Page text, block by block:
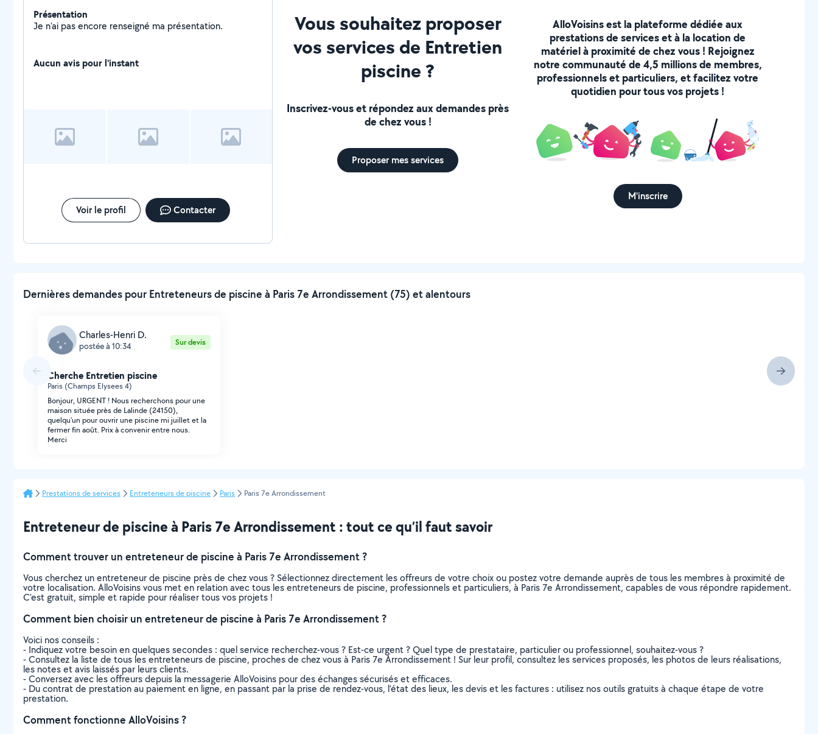
Présentation
Je n'ai pas encore renseigné ma présentation.
Aucun avis pour l'instant
Voir le profil Contacter
Vous souhaitez proposer
vos services de Entretien
piscine ?
Inscrivez-vous et répondez aux demandes près
de chez vous !
Proposer mes services
AlloVoisins est la plateforme dédiée aux
prestations de services et à la location de
matériel à proximité de chez vous ! Rejoignez
notre communauté de 4,5 millions de membres,
professionnels et particuliers, et facilitez votre
quotidien pour tous vos projets !
M'inscrire
Dernières demandes pour Entreteneurs de piscine à Paris 7e Arrondissement (75) et alentours
Charles-Henri D.
postée à 10:34 Sur devis
Cherche Entretien piscine
Paris (Champs Elysees 4)
Bonjour, URGENT ! Nous recherchons pour une
maison située près de Lalinde (24150),
quelqu'un pour ouvrir une piscine mi juillet et la
fermer fin août. Prix à convenir entre nous.
Merci
Prestations de services Entreteneurs de piscine Paris Paris 7e Arrondissement
Entreteneur de piscine à Paris 7e Arrondissement : tout ce qu’il faut savoir
Comment trouver un entreteneur de piscine à Paris 7e Arrondissement ?
Vous cherchez un entreteneur de piscine près de chez vous ? Sélectionnez directement les offreurs de votre choix ou postez votre demande auprès de tous les membres à proximité de
votre localisation. AlloVoisins vous met en relation avec tous les entreteneurs de piscine, professionnels et particuliers, à Paris 7e Arrondissement, capables de vous répondre rapidement.
C’est gratuit, simple et rapide pour réaliser tous vos projets !
Comment bien choisir un entreteneur de piscine à Paris 7e Arrondissement ?
Voici nos conseils :
- Indiquez votre besoin en quelques secondes : quel service recherchez-vous ? Est-ce urgent ? Quel type de prestataire, particulier ou professionnel, souhaitez-vous ?
- Consultez la liste de tous les entreteneurs de piscine, proches de chez vous à Paris 7e Arrondissement ! Sur leur profil, consultez les services proposés, les photos de leurs réalisations,
les notes et avis laissés par leurs clients.
- Conversez avec les offreurs depuis la messagerie AlloVoisins pour des échanges sécurisés et efficaces.
- Du contrat de prestation au paiement en ligne, en passant par la prise de rendez-vous, l’état des lieux, les devis et les factures : utilisez nos outils gratuits à chaque étape de votre
prestation.
Comment fonctionne AlloVoisins ?